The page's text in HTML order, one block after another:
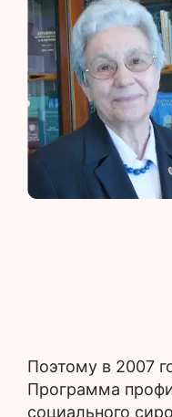
Поэтому в 2007
Программа
социального